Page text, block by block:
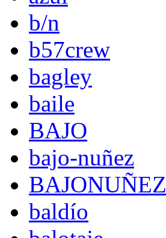
b/n
b57crew
bagley
baile
BAJO
bajo-nuñez
BAJONUÑEZ
baldío